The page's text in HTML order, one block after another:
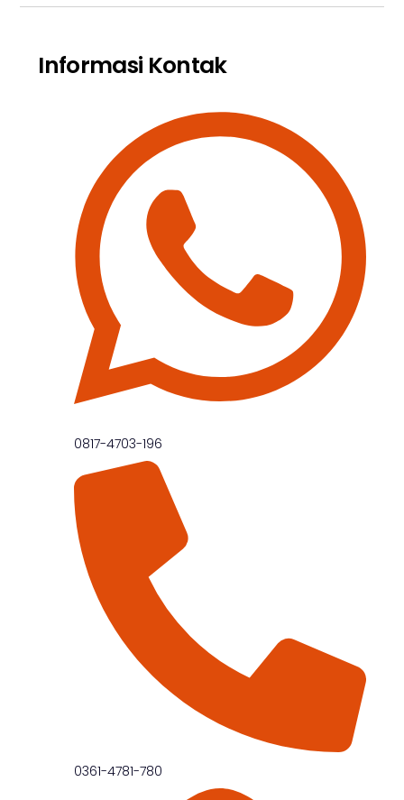
Informasi Kontak
0817-4703-196
0361-4781-780